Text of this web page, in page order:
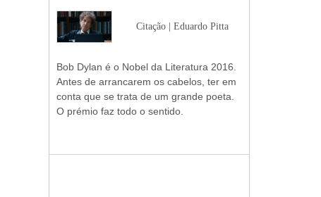
Citação | Eduardo Pitta
Bob Dylan é o Nobel da Literatura 2016.
Antes de arrancarem os cabelos, ter em
conta que se trata de um grande poeta.
O prémio faz todo o sentido.